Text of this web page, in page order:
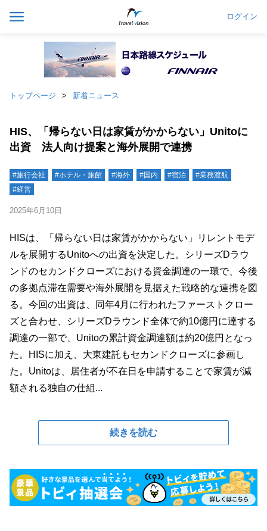
ログイン
トップページ 新着ニュース
HIS、「帰らない日は家賃がかからない」Unitoに
出資 法人向け提案と海外展開で連携
#旅行会社 #ホテル・旅館 #海外 #国内 #宿泊
#業務渡航
#経営
2025年6月10日
HISは、「帰らない日は家賃がかからない」リレントモデ
ルを展開するUnitoへの出資を決定した。シリーズDラウ
ンドのセカンドクローズにおける資金調達の一環で、今後
の多拠点滞在需要や海外展開を見据えた戦略的な連携を図
る。今回の出資は、同年4月に行われたファーストクロー
ズと合わせ、シリーズDラウンド全体で約10億円に達する
調達の一部で、Unitoの累計資金調達額は約20億円となっ
た。HISに加え、大東建託もセカンドクローズに参画し
た。Unitoは、居住者が不在日を申請することで家賃が減
額される独自の仕組...
続きを読む